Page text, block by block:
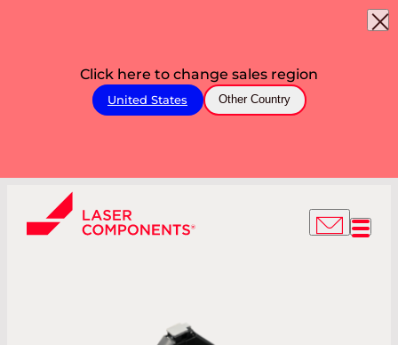
Click here to change sales region
United States Other Country